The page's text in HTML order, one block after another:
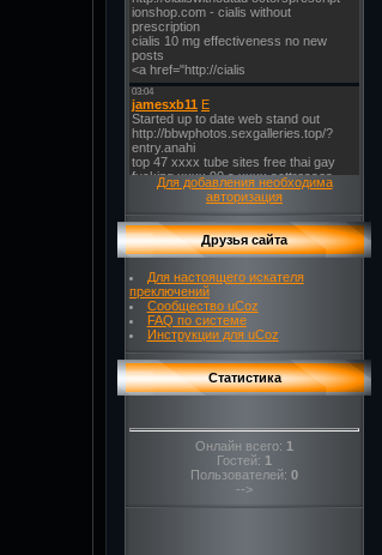
Для добавления необходима
авторизация
Друзья сайта
Для настоящего искателя
преключений
Сообщество uCoz
FAQ по системе
Инструкции для uCoz
Статистика
Онлайн всего: 1
Гостей: 1
Пользователей: 0
-->